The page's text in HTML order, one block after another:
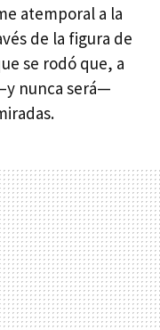
atemporal a la
de la figura de
se rodó que, a
nunca será—